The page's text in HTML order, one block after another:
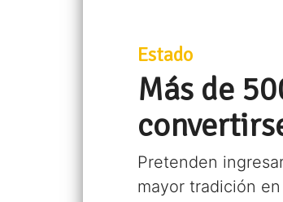
Estado
Más de
Pretenden
mayor tradición